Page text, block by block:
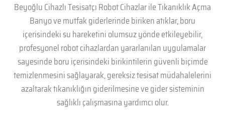
Beyoğlu Cihazlı Tesisatçı Robot Cihazlar ile Tıkanıklık Açma
Banyo ve mutfak giderlerinde biriken atıklar, boru
içerisindeki su hareketini olumsuz yönde etkileyebilir,
profesyonel robot cihazlardan yararlanılan uygulamalar
sayesinde boru içerisindeki birikintilerin güvenli biçimde
temizlenmesini sağlayarak, gereksiz tesisat müdahalelerini
azaltarak tıkanıklığın giderilmesine ve gider sisteminin
sağlıklı çalışmasına yardımcı olur.